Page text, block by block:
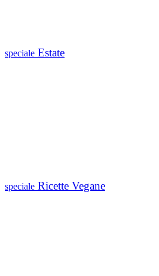
speciale Estate
speciale Ricette Vegane